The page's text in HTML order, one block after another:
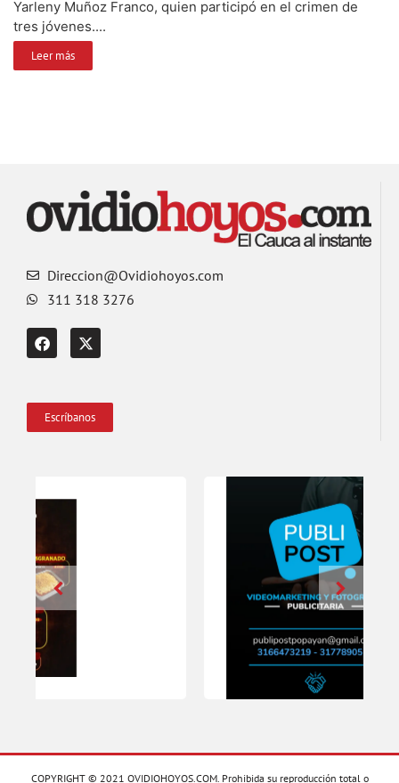
Yarleny Muñoz Franco, quien participó en el crimen de
tres jóvenes....
Leer más
Direccion@Ovidiohoyos.com
311 318 3276
Escríbanos
COPYRIGHT © 2021 OVIDIOHOYOS.COM. Prohibida su reproducción total o